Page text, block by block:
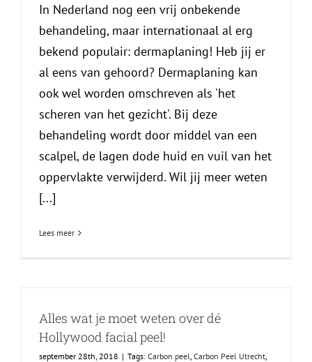
In Nederland nog een vrij onbekende
behandeling, maar internationaal al erg
bekend populair: dermaplaning! Heb jij er
al eens van gehoord? Dermaplaning kan
ook wel worden omschreven als 'het
scheren van het gezicht'. Bij deze
behandeling wordt door middel van een
scalpel, de lagen dode huid en vuil van het
oppervlakte verwijderd. Wil jij meer weten
[...]
Lees meer
Alles wat je moet weten over dé
Hollywood facial peel!
september 28th, 2018 | Tags: Carbon peel Carbon Peel Utrecht